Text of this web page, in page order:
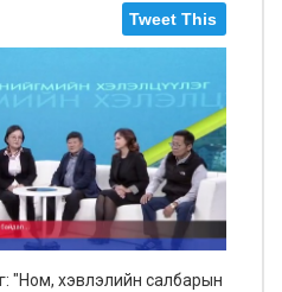
Tweet This
"Ном, хэвлэлийн салбарын